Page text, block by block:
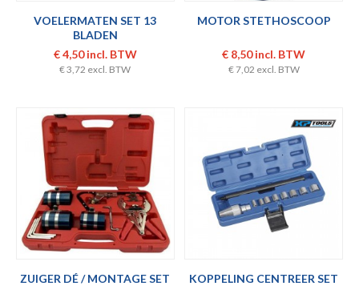
VOELERMATEN SET 13
BLADEN
€ 4,50 incl. BTW
€ 3,72 excl. BTW
MOTOR STETHOSCOOP
€ 8,50 incl. BTW
€ 7,02 excl. BTW
ZUIGER DÉ / MONTAGE SET KOPPELING CENTREER SET